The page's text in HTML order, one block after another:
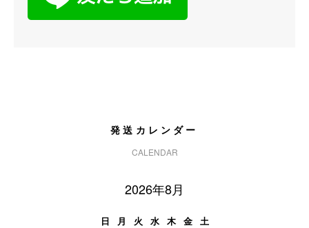
発送カレンダー
CALENDAR
2026年8月
日 月 火 水 木 金
土